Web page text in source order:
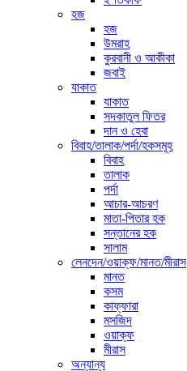
হজ
হজ
উমরাহ
কুরবানী ও আকীকা
জবাই
যাকাত
যাকাত
সদকাতুল ফিতর
দান ও হেবা
বিবাহ/তালাক/পর্দা/হকসমূহ
বিবাহ
তালাক
পর্দা
আচার-আচরণ
মাতা-পিতার হক
সন্তানের হক
সালাম
লেনদেন/ওয়াক্ফ/মানত/মীরাস
মানত
কসম
কাফ্ফারা
মসজিদ
ওয়াক্ফ
মীরাস
অন্যান্য